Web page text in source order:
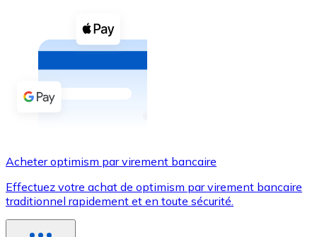
Coupons crypto
Achetez des cryptomonnaies en espèces et d'autres
Acheter avec espèces
Virement SEPA
Utilisez les cartes Visa et Mastercard pour acheter
Acheter avec carte
Acheter optimism par virement bancaire
Effectuez votre achat de optimism par virement bancaire
traditionnel rapidement et en toute sécurité.